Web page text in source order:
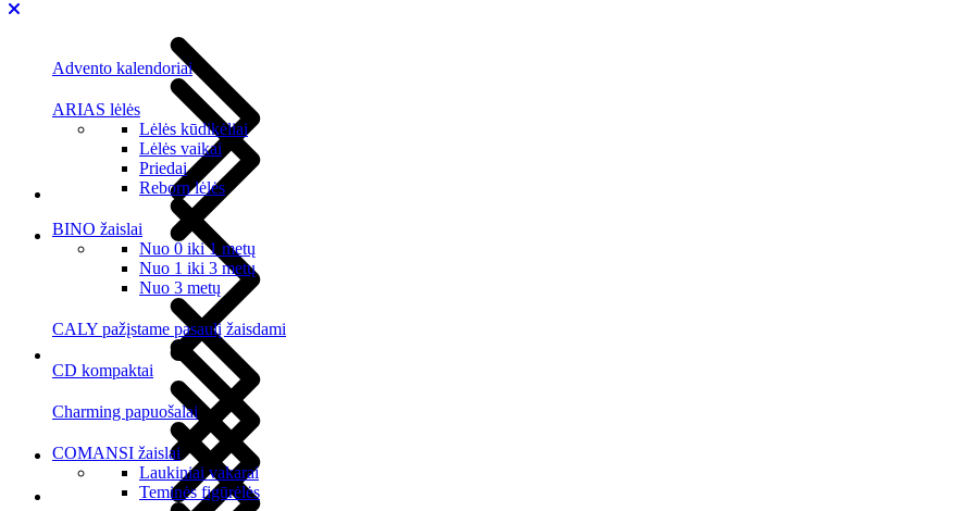
Advento kalendoriai
ARIAS lėlės
Lėlės kūdikėliai
Lėlės vaikai
Priedai
Reborn lėlės
BINO žaislai
Nuo 0 iki 1 metų
Nuo 1 iki 3 metų
Nuo 3 metų
CALY pažįstame pasaulį žaisdami
CD kompaktai
Charming papuošalai
COMANSI žaislai
Laukiniai vakarai
Teminės figūrėlės